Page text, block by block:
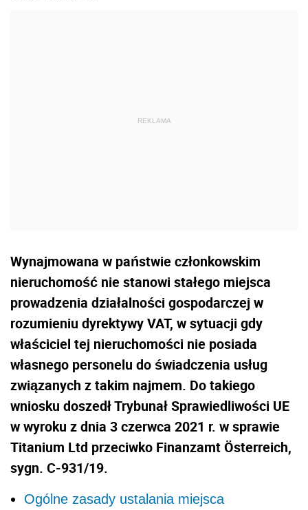
Wynajmowana w państwie członkowskim
nieruchomość nie stanowi stałego miejsca
prowadzenia działalności gospodarczej w
rozumieniu dyrektywy VAT, w sytuacji gdy
właściciel tej nieruchomości nie posiada
własnego personelu do świadczenia usług
związanych z takim najmem. Do takiego
wniosku doszedł Trybunał Sprawiedliwości UE
w wyroku z dnia 3 czerwca 2021 r. w sprawie
Titanium Ltd przeciwko Finanzamt Österreich,
sygn. C-931/19.
Ogólne zasady ustalania miejsca